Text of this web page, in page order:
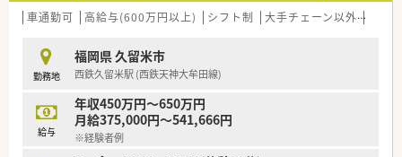
以上展開している創業100年を超える老舗企業です。
レクトテレフォン」「トレーシングレポート」「24Hお薬電話相
談」「過誤防止システム全店導入」「ローソンと併設した店舗作
り」等対物から対人業務への移行、また処方箋だけに頼らない薬
局作りを行っております。
■薬局としてだけでなく色んな角度から地域に貢献すべく、福祉
事業や保育園などの事業も行っております。
■社員は約600名、うち薬剤師は約200名、平均年齢37～38歳で7
車通勤可 高給与(600万円以上) シフト制 大手チェーン以外
勤務地
福岡県 久留米市
西鉄久留米駅 (西鉄天神大牟田線)
給与
年収450万円～650万円
月給375,000円～541,666円
※経験者例